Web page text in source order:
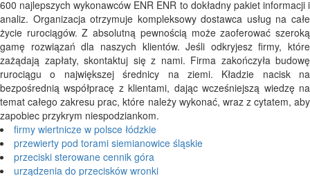
600 najlepszych wykonawców ENR ENR to dokładny pakiet informacji i
analiz. Organizacja otrzymuje kompleksowy dostawca usług na całe
życie rurociągów. Z absolutną pewnością może zaoferować szeroką
gamę rozwiązań dla naszych klientów. Jeśli odkryjesz firmy, które
zażądają zapłaty, skontaktuj się z nami. Firma zakończyła budowę
rurociągu o największej średnicy na ziemi. Kładzie nacisk na
bezpośrednią współpracę z klientami, dając wcześniejszą wiedzę na
temat całego zakresu prac, które należy wykonać, wraz z cytatem, aby
zapobiec przykrym niespodziankom.
firmy wiertnicze w polsce łódzkie
przewierty pod torami siemianowice śląskie
przeciski sterowane cennik góra
urządzenia do przecisków wronki